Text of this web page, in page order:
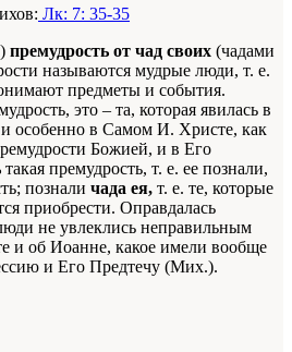
Лк: 7: 35-35
премудрость от чад своих (чадами
называются мудрые люди, т. е.
предметы и события.
это – та, которая явилась в
особенно в Самом И. Христе, как
Божией, и в Его
такая премудрость, т. е. ее познали,
познали чада ея, т. е. те, которые
приобрести. Оправдалась
не увлеклись неправильным
и об Иоанне, какое имели вообще
и Его Предтечу (Мих.).